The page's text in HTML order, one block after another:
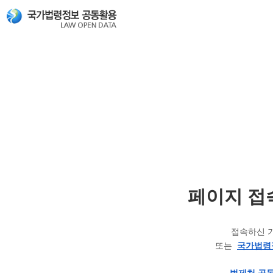
페이지 접
접속하신
또는 국가법